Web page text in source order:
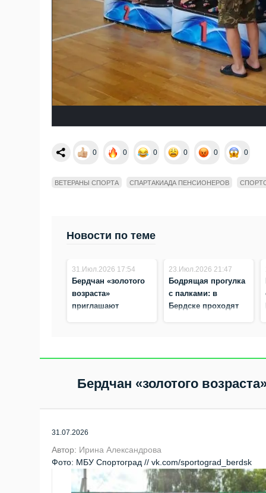
0 0 0 0 0 0
ВЕТЕРАНЫ СПОРТА СПАРТАКИАДА ПЕНСИОНЕРОВ
Новости по теме
31.Июл.2026 17:54
Бердчан «золотого
возраста»
приглашают
23.Июл.2026 21:47
Бодрящая прогулка
с палками: в
Бердске проходят
Бердчан «золотого
31.07.2026
Автор: Ирина Александрова
Фото: МБУ Спортоград // vk.com/sportograd_berdsk